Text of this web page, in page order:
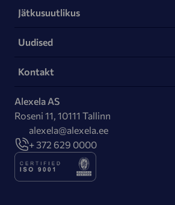
Jätkusuutlikus
Uudised
Kontakt
Alexela AS
Roseni 11, 10111 Tallinn
alexela@alexela.ee
+ 372 629 0000